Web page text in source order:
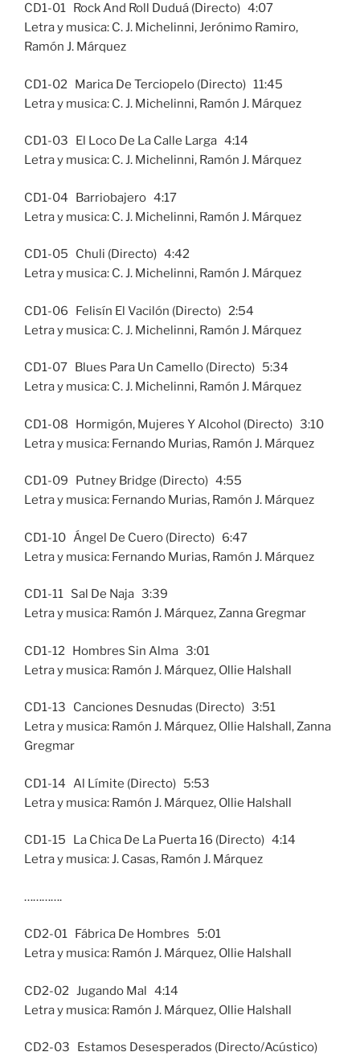
CD1-01 Rock And Roll Duduá (Directo) 4:07
Letra y musica: C. J. Michelinni, Jerónimo Ramiro,
Ramón J. Márquez
CD1-02 Marica De Terciopelo (Directo) 11:45
Letra y musica: C. J. Michelinni, Ramón J. Márquez
CD1-03 El Loco De La Calle Larga 4:14
Letra y musica: C. J. Michelinni, Ramón J. Márquez
CD1-04 Barriobajero 4:17
Letra y musica: C. J. Michelinni, Ramón J. Márquez
CD1-05 Chuli (Directo) 4:42
Letra y musica: C. J. Michelinni, Ramón J. Márquez
CD1-06 Felisín El Vacilón (Directo) 2:54
Letra y musica: C. J. Michelinni, Ramón J. Márquez
CD1-07 Blues Para Un Camello (Directo) 5:34
Letra y musica: C. J. Michelinni, Ramón J. Márquez
CD1-08 Hormigón, Mujeres Y Alcohol (Directo) 3:10
Letra y musica: Fernando Murias, Ramón J. Márquez
CD1-09 Putney Bridge (Directo) 4:55
Letra y musica: Fernando Murias, Ramón J. Márquez
CD1-10 Ángel De Cuero (Directo) 6:47
Letra y musica: Fernando Murias, Ramón J. Márquez
CD1-11 Sal De Naja 3:39
Letra y musica: Ramón J. Márquez, Zanna Gregmar
CD1-12 Hombres Sin Alma 3:01
Letra y musica: Ramón J. Márquez, Ollie Halshall
CD1-13 Canciones Desnudas (Directo) 3:51
Letra y musica: Ramón J. Márquez, Ollie Halshall, Zanna
Gregmar
CD1-14 Al Límite (Directo) 5:53
Letra y musica: Ramón J. Márquez, Ollie Halshall
CD1-15 La Chica De La Puerta 16 (Directo) 4:14
Letra y musica: J. Casas, Ramón J. Márquez
………….
CD2-01 Fábrica De Hombres 5:01
Letra y musica: Ramón J. Márquez, Ollie Halshall
CD2-02 Jugando Mal 4:14
Letra y musica: Ramón J. Márquez, Ollie Halshall
CD2-03 Estamos Desesperados (Directo/Acústico)